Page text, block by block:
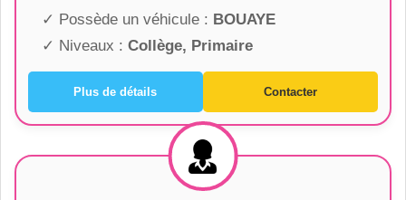
✓ Possède un véhicule : BOUAYE
✓ Niveaux : Collège, Primaire
Plus de détails Contacter